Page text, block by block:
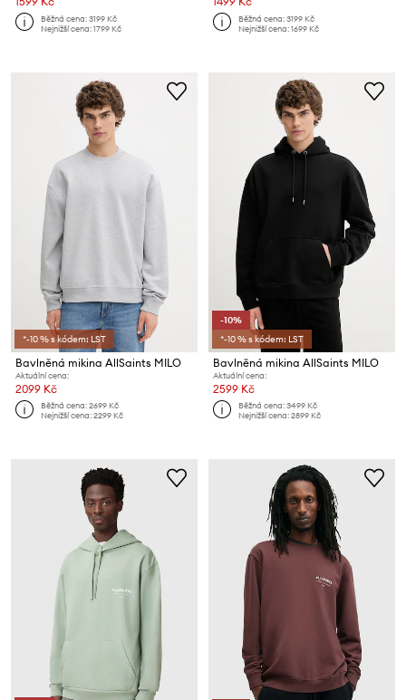
Běžná cena:3199 Kč
Nejnižší cena:1799 Kč
Běžná cena:3199 Kč
Nejnižší cena:1699 Kč
*-10 % s kódem: LST
Bavlněná mikina AllSaints MILO
Aktuální cena:
2099 Kč
Běžná cena:2699 Kč
Nejnižší cena:2299 Kč
-10%
*-10 % s kódem: LST
Bavlněná mikina AllSaints MILO
Aktuální cena:
2599 Kč
Běžná cena:3499 Kč
Nejnižší cena:2899 Kč